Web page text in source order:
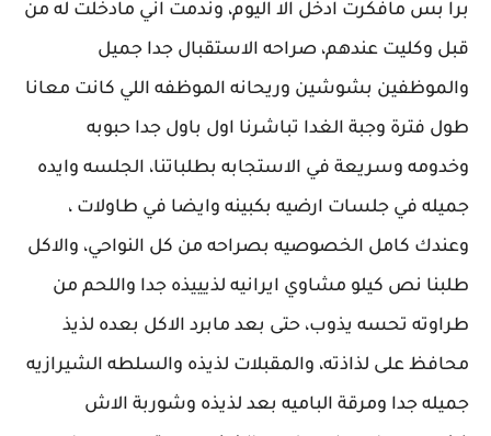
برا بس مافكرت ادخل الا اليوم، وندمت اني مادخلت له من
قبل وكليت عندهم، صراحه الاستقبال جدا جميل
والموظفين بشوشين وريحانه الموظفه اللي كانت معانا
طول فترة وجبة الغدا تباشرنا اول باول جدا حبوبه
وخدومه وسريعة في الاستجابه بطلباتنا، الجلسه وايده
جميله في جلسات ارضيه بكبينه وايضا في طاولات ،
وعندك كامل الخصوصيه بصراحه من كل النواحي، والاكل
طلبنا نص كيلو مشاوي ايرانيه لذيييذه جدا واللحم من
طراوته تحسه يذوب، حتى بعد مابرد الاكل بعده لذيذ
محافظ على لذاذته، والمقبلات لذيذه والسلطه الشيرازيه
جميله جدا ومرقة الباميه بعد لذيذه وشوربة الاش